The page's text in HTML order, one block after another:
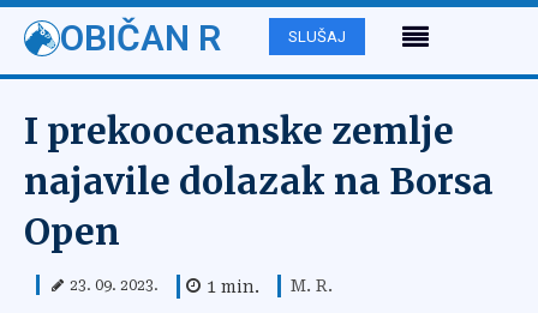
OBIČAN R SLUŠAJ
I prekooceanske zemlje
najavile dolazak na Borsa
Open
23. 09. 2023. 1 min. M. R.